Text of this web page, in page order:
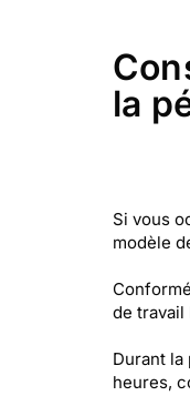
la
Si vous
modèle
de
Durant
heures,